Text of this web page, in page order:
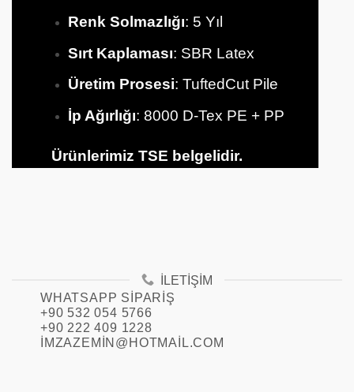
Renk Solmazlığı: 5 Yıl
Sırt Kaplaması: SBR Latex
Üretim Prosesi: TuftedCut Pile
İp Ağırlığı: 8000 D-Tex PE + PP
Ürünlerimiz TSE belgelidir.
İLETIŞIM
WHATSAPP SIPARIŞ
+90 532 054 5766
+90 222 409 1228
IMZAZEMIN@HOTMAIL.COM